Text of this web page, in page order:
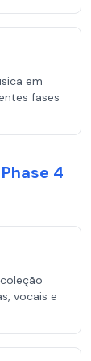
em
fases
4
vocais e